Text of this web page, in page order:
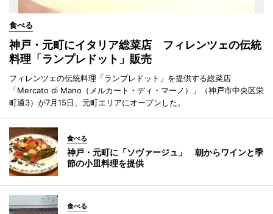
食べる
神戸・元町にイタリア総菜店 フィレンツェの伝統
料理「ランプレドット」販売
フィレンツェの伝統料理「ランプレドット」を提供する総菜店
「Mercato di Mano（メルカート・ディ・マーノ）」（神戸市中央区栄
町通3）が7月15日、元町エリアにオープンした。
食べる
神戸・元町に「ソヴァージュ」 朝からワインと季
節の小皿料理を提供
食べる